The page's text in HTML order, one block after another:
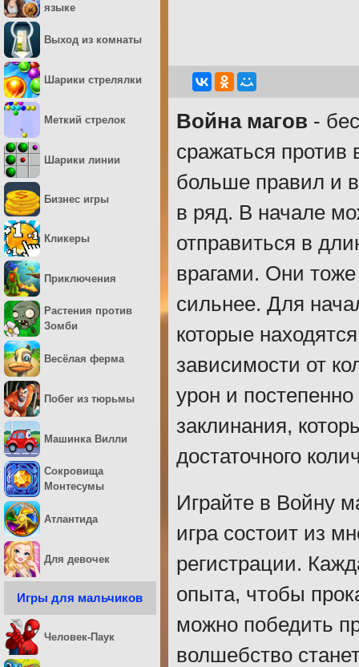
Война магов -
сражаться против
больше правил и
в ряд. В начале
отправиться в
врагами. Они
сильнее. Для
которые
зависимости от
урон и
заклинания,
достаточного
Играйте в Войну
игра состоит из
регистрации.
опыта, чтобы
можно победить
волшебство
языке
Выход из комнаты
Шарики стрелялки
Меткий стрелок
Шарики линии
Бизнес игры
Кликеры
Приключения
Растения против
Зомби
Весёлая ферма
Побег из тюрьмы
Машинка Вилли
Сокровища
Монтесумы
Атлантида
Для девочек
Игры для мальчиков
Человек-Паук